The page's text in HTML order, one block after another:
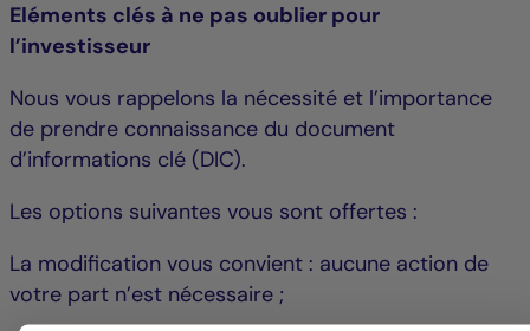
Eléments clés à ne pas oublier pour
l’investisseur
Nous vous rappelons la nécessité et l’importance
de prendre connaissance du document
d’informations clé (DIC).
Les options suivantes vous sont offertes :
La modification vous convient : aucune action de
votre part n’est nécessaire ;